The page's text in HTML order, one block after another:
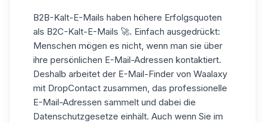
B2B-Kalt-E-Mails haben höhere Erfolgsquoten
als B2C-Kalt-E-Mails 🚀. Einfach ausgedrückt:
Menschen mögen es nicht, wenn man sie über
ihre persönlichen E-Mail-Adressen kontaktiert.
Deshalb arbeitet der E-Mail-Finder von Waalaxy
mit DropContact zusammen , das professionelle
E-Mail-Adressen sammelt und dabei die
Datenschutzgesetze einhält. Auch wenn Sie im